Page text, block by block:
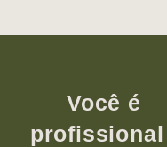
Você é
profissional